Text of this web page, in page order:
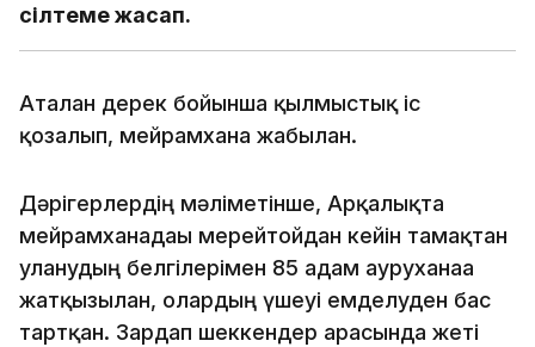
сілтеме жасап.
Аталған дерек бойынша қылмыстық іс
қозғалып, мейрамхана жабылған.
Дәрігерлердің мәліметінше, Арқалықта
мейрамханадағы мерейтойдан кейін тамақтан
уланудың белгілерімен 85 адам ауруханаға
жатқызылған, олардың үшеуі емделуден бас
тартқан. Зардап шеккендер арасында жеті